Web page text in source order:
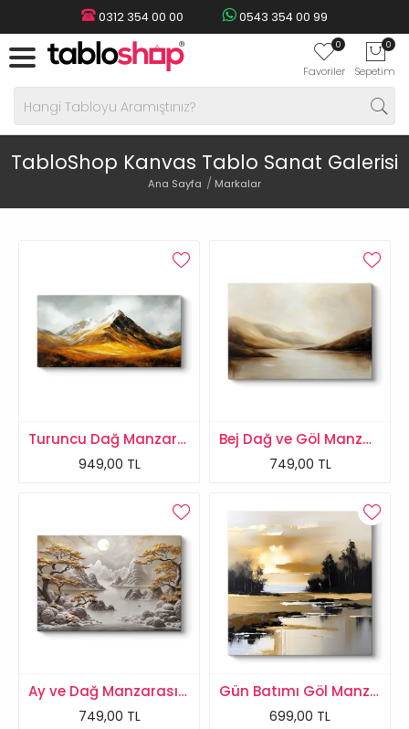
0312 354 00 00 0543 354 00 99
0
Favoriler
0
Sepetim
TabloShop Kanvas Tablo Sanat Galerisi
Ana Sayfa Markalar
Turuncu Dağ Manzarası Tablosu
949,00 TL
Bej Dağ ve Göl Manzara Tablosu
749,00 TL
Ay ve Dağ Manzarası Tablosu
749,00 TL
Gün Batımı Göl Manzarası Tablosu
699,00 TL